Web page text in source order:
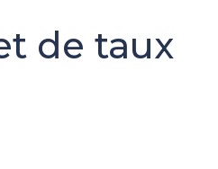
de taux